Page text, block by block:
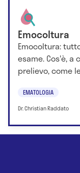
Emocoltura
Emocoltura:
esame. Cos'è, a
prelievo, come
EMATOLOGIA
Dr. Christian Raddato